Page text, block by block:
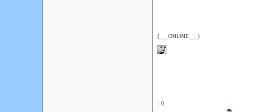
{___ONLINE___}
: 0